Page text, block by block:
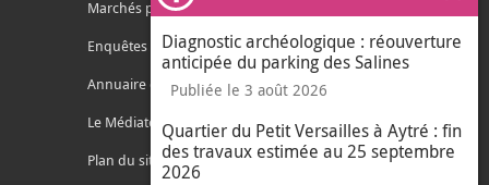
Diagnostic archéologique : réouverture
anticipée du parking des Salines
Publiée le 3 août 2026
Quartier du Petit Versailles à Aytré : fin
des travaux estimée au 25 septembre
2026
Marchés publics
Enquêtes publiques
Annuaire des services
Le Médiateur de l'Agglo
Plan du site